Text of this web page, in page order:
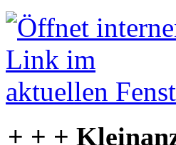
+ + +